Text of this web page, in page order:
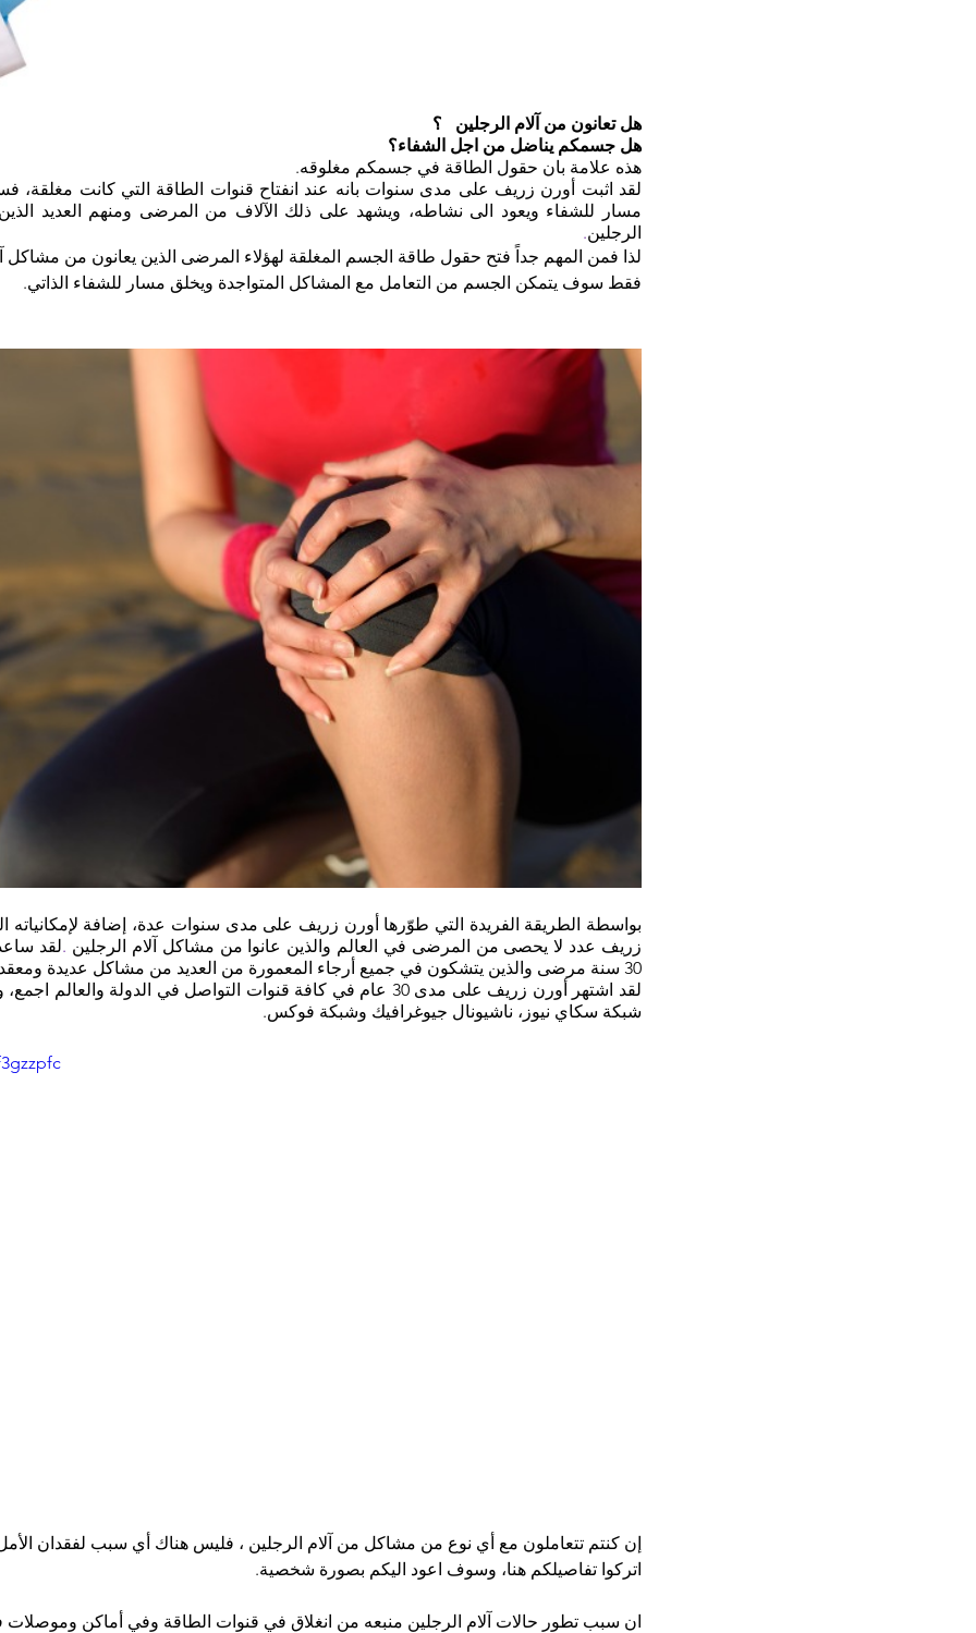
هل تعانون من آلام الرجلين   ؟
هل جسمكم يناضل من اجل الشفاء؟
هذه علامة بان حقول الطاقة في جسمكم مغلوقه.
مسار للشفاء ويعود الى نشاطه، ويشهد على ذلك الآلاف من المرضى ومنهم العديد
الرجلين.
لذا فمن المهم جداً فتح حقول طاقة الجسم المغلقة لهؤلاء المرضى الذين يعانون من مشاكل
فقط سوف يتمكن الجسم من التعامل مع المشاكل المتواجدة ويخلق مسار للشفاء الذاتي.
زريف عدد لا يحصى من المرضى في العالم والذين عانوا من مشاكل آلام الرجلين .
30 سنة مرضى والذين يتشكون في جميع أرجاء المعمورة من العديد من مشاكل عديدة ومعقدة.
شبكة سكاي نيوز، ناشيونال جيوغرافيك وشبكة فوكس.
إن كنتم تتعاملون مع أي نوع من مشاكل من آلام الرجلين ، فليس هناك أي سبب لفقدان
اتركوا تفاصيلكم هنا، وسوف اعود اليكم بصورة شخصية.
ان سبب تطور حالات آلام الرجلين منبعه من انغلاق في قنوات الطاقة وفي أماكن